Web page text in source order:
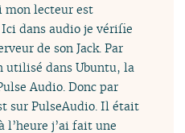
mon lecteur est
dans audio je vérifie
de son Jack. Par
utilisé dans Ubuntu, la
Audio. Donc par
sur PulseAudio. Il était
l’heure j’ai fait une